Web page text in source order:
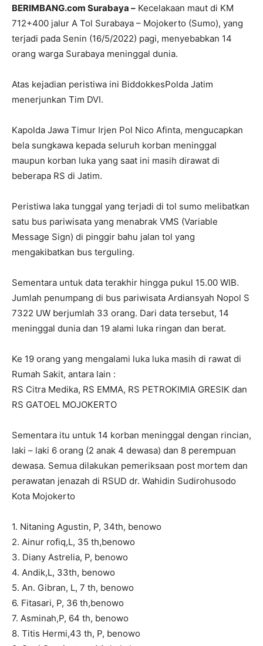
BERIMBANG.com Surabaya – Kecelakaan maut di KM
712+400 jalur A Tol Surabaya – Mojokerto (Sumo), yang
terjadi pada Senin (16/5/2022) pagi, menyebabkan 14
orang warga Surabaya meninggal dunia.
Atas kejadian peristiwa ini BiddokkesPolda Jatim
menerjunkan Tim DVI.
Kapolda Jawa Timur Irjen Pol Nico Afinta, mengucapkan
bela sungkawa kepada seluruh korban meninggal
maupun korban luka yang saat ini masih dirawat di
beberapa RS di Jatim.
Peristiwa laka tunggal yang terjadi di tol sumo melibatkan
satu bus pariwisata yang menabrak VMS (Variable
Message Sign) di pinggir bahu jalan tol yang
mengakibatkan bus terguling.
Sementara untuk data terakhir hingga pukul 15.00 WIB.
Jumlah penumpang di bus pariwisata Ardiansyah Nopol S
7322 UW berjumlah 33 orang. Dari data tersebut, 14
meninggal dunia dan 19 alami luka ringan dan berat.
Ke 19 orang yang mengalami luka luka masih di rawat di
Rumah Sakit, antara lain :
RS Citra Medika, RS EMMA, RS PETROKIMIA GRESIK dan
RS GATOEL MOJOKERTO
Sementara itu untuk 14 korban meninggal dengan rincian,
laki – laki 6 orang (2 anak 4 dewasa) dan 8 perempuan
dewasa. Semua dilakukan pemeriksaan post mortem dan
perawatan jenazah di RSUD dr. Wahidin Sudirohusodo
Kota Mojokerto
1. Nitaning Agustin, P, 34th, benowo
2. Ainur rofiq,L, 35 th,benowo
3. Diany Astrelia, P, benowo
4. Andik,L, 33th, benowo
5. An. Gibran, L, 7 th, benowo
6. Fitasari, P, 36 th,benowo
7. Asminah,P, 64 th, benowo
8. Titis Hermi,43 th, P, benowo